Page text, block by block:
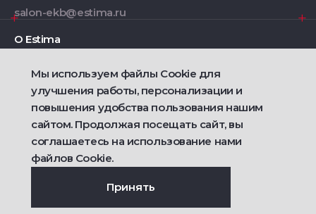
salon-ekb@estima.ru
О Estima
Дизайнерам
Фирменные салоны
2021 — 2026 © Estima
Политика конфиденциальности
Договор публичной оферты о продаже товаров
Ametist IT
Мы используем файлы Cookie для
улучшения работы, персонализации и
повышения удобства пользования нашим
сайтом. Продолжая посещать сайт, вы
соглашаетесь на использование нами
файлов Cookie.
Принять